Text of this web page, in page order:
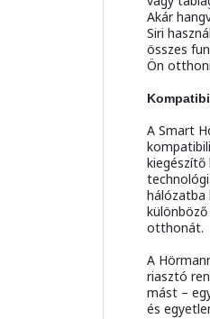
Akár
Siri
összes
Ön
A Smart
kiegészítő
hálózatba
otthonát.
A
riasztó
mást –
és